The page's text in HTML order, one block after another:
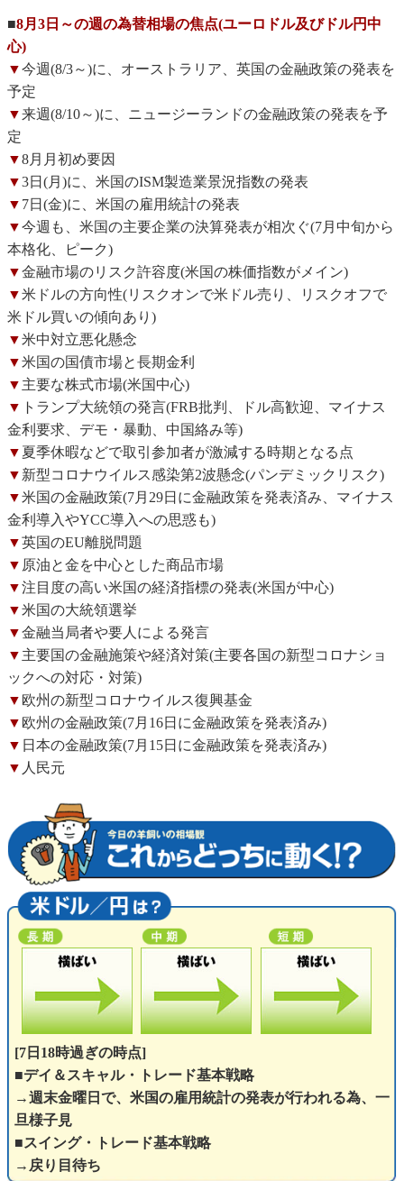
■8月3日～の週の為替相場の焦点(ユーロドル及びドル円中
心)
▼今週(8/3～)に、オーストラリア、英国の金融政策の発表を
予定
▼来週(8/10～)に、ニュージーランドの金融政策の発表を予
定
▼8月月初め要因
▼3日(月)に、米国のISM製造業景況指数の発表
▼ 7日(金)に、米国の雇用統計の発表
▼今週も、米国の主要企業の決算発表が相次ぐ(7月中旬から
本格化、ピーク)
▼金融市場のリスク許容度(米国の株価指数がメイン)
▼米ドルの方向性(リスクオンで米ドル売り、リスクオフで
米ドル買いの傾向あり)
▼米中対立悪化懸念
▼米国の国債市場と長期金利
▼ 主要な株式市場(米国中心)
▼ トランプ大統領の発言(FRB批判、ドル高歓迎、マイナス
金利要求、デモ・暴動、中国絡み等)
▼ 夏季休暇などで取引参加者が激減する時期となる点
▼ 新型コロナウイルス感染第2波懸念(パンデミックリスク)
▼米国の金融政策(7月29日に金融政策を発表済み、マイナス
金利導入やYCC導入への思惑も)
▼英国のEU離脱問題
▼ 原油と金を中心とした商品市場
▼注目度の高い米国の経済指標の発表(米国が中心)
▼米国の大統領選挙
▼金融当局者や要人による発言
▼ 主要国の金融施策や経済対策(主要各国の新型コロナショ
ックへの対応・対策)
▼ 欧州の新型コロナウイルス復興基金
▼ 欧州の金融政策(7月16日に金融政策を発表済み)
▼ 日本の金融政策(7月15日に金融政策を発表済み)
▼ 人民元
[7日18時過ぎの時点]
■デイ＆スキャル・トレード基本戦略
→週末金曜日で、米国の雇用統計の発表が行われる為、一
旦様子見
■スイング・トレード基本戦略
→戻り目待ち